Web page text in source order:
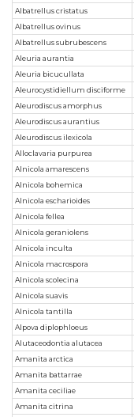
Albatrellus cristatus
Albatrellus ovinus
Albatrellus subrubescens
Aleuria aurantia
Aleuria bicucullata
Aleurocystidiellum disciforme
Aleurodiscus amorphus
Aleurodiscus aurantius
Aleurodiscus ilexicola
Alloclavaria purpurea
Alnicola amarescens
Alnicola bohemica
Alnicola escharioides
Alnicola fellea
Alnicola geraniolens
Alnicola inculta
Alnicola macrospora
Alnicola scolecina
Alnicola suavis
Alnicola tantilla
Alpova diplophloeus
Alutaceodontia alutacea
Amanita arctica
Amanita battarrae
Amanita ceciliae
Amanita citrina